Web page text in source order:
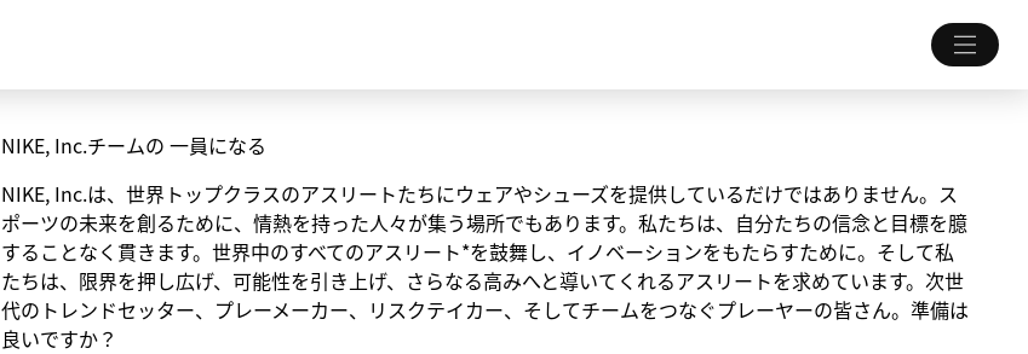
NIKE, Inc.チームの 一員になる
NIKE, Inc.は、世界トップクラスのアスリートたちにウェアやシューズを提供しているだけではありません。ス
ポーツの未来を創るために、情熱を持った人々が集う場所でもあります。私たちは、自分たちの信念と目標を臆
することなく貫きます。世界中のすべてのアスリート*を鼓舞し、イノベーションをもたらすために。そして私
たちは、限界を押し広げ、可能性を引き上げ、さらなる高みへと導いてくれるアスリートを求めています。次世
代のトレンドセッター、プレーメーカー、リスクテイカー、そしてチームをつなぐプレーヤーの皆さん。準備は
良いですか？